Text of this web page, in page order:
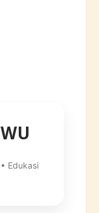
Edukasi